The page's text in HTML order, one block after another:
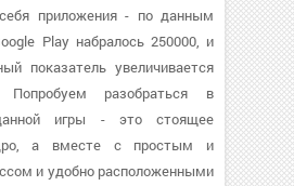
приложения - по данным
Play набралось 250000, и
показатель увеличивается
разобраться в
игры - это стоящее
а вместе с простым и
и удобно расположенными